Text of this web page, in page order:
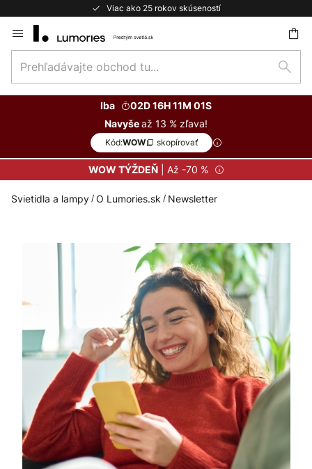
Viac ako 25 rokov skúseností
to
Content
obchod
tu...
Iba
02D 16H 11M 01S
Navyšeaž 13 % zľava!
Kód:WOW skopírovať
WOW TÝŽDEŇ| Až -70 %
Svietidla a lampy O Lumories.sk Newsletter